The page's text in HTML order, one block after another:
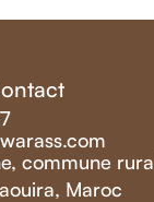
commune
Maroc